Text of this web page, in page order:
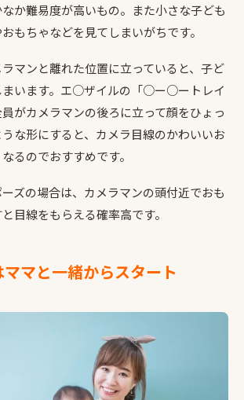
か難易度が高いもの。また小さな子ども
もちゃなどを見てしまいがちです。
マンと離れた位置に立っていると、子ど
まいます。エ○ザイルの「○ー○ートレイ
がカメラマンの後ろに立って顔をひょっ
な形にすると、カメラ目線のかわいいお
るのでおすすめです。
ズの場合は、カメラマンの頭付近でおも
目線をもらえる確率高です。
マと一緒からスタート